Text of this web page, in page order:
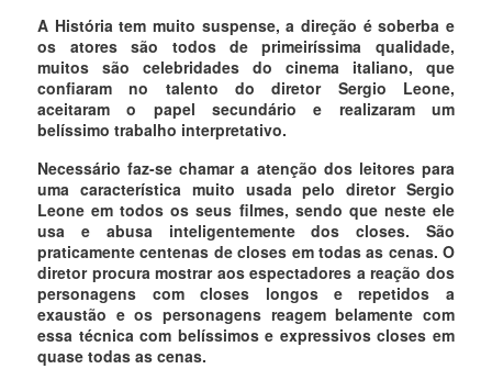
A História tem muito suspense, a direção é soberba e
os atores são todos de primeiríssima qualidade,
muitos são celebridades do cinema italiano, que
confiaram no talento do diretor Sergio Leone,
aceitaram o papel secundário e realizaram um
belíssimo trabalho interpretativo.
Necessário faz-se chamar a atenção dos leitores para
uma característica muito usada pelo diretor Sergio
Leone em todos os seus filmes, sendo que neste ele
usa e abusa inteligentemente dos closes. São
praticamente centenas de closes em todas as cenas. O
diretor procura mostrar aos espectadores a reação dos
personagens com closes longos e repetidos a
exaustão e os personagens reagem belamente com
essa técnica com belíssimos e expressivos closes em
quase todas as cenas.